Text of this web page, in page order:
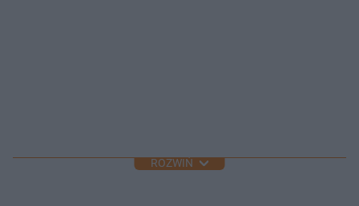
ROZWIŃ